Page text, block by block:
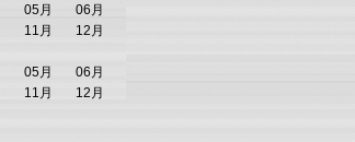
05月
06月
11月
12月
05月
06月
11月 12月